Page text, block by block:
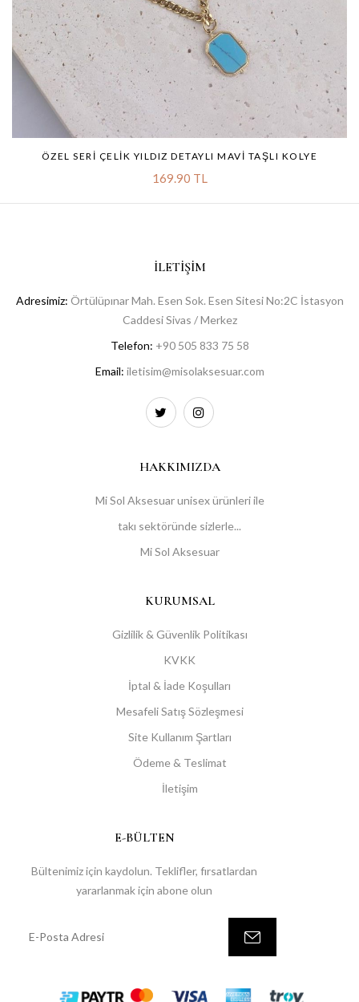
ÖZEL SERI ÇELIK YILDIZ DETAYLI MAVI TAŞLI KOLYE
169.90 TL
İLETIŞIM
Adresimiz: Örtülüpınar Mah. Esen Sok. Esen Sitesi No:2C İstasyon
Caddesi Sivas / Merkez
Telefon: +90 505 833 75 58
Email: iletisim@misolaksesuar.com
HAKKIMIZDA
Mi Sol Aksesuar unisex ürünleri ile
takı sektöründe sizlerle...
Mi Sol Aksesuar
KURUMSAL
Gizlilik & Güvenlik Politikası
KVKK
İptal & İade Koşulları
Mesafeli Satış Sözleşmesi
Site Kullanım Şartları
Ödeme & Teslimat
İletişim
E-BÜLTEN
Bültenimiz için kaydolun. Teklifler, fırsatlardan
yararlanmak için abone olun